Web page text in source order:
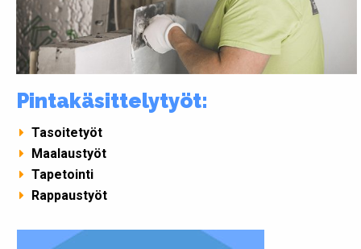
Pintakäsittelytyöt:
Tasoitetyöt
Maalaustyöt
Tapetointi
Rappaustyöt